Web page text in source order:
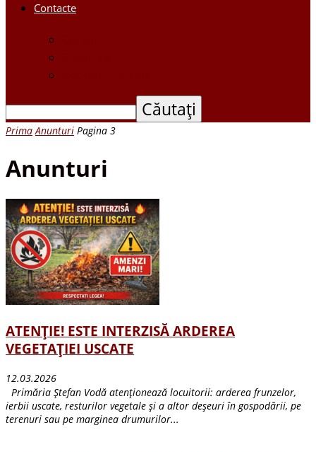
Contacte
Prima Anunturi Pagina 3
Anunturi
ATENȚIE! ESTE INTERZISĂ ARDEREA
VEGETAȚIEI USCATE
12.03.2026
Primăria Ștefan Vodă atenționează locuitorii: arderea frunzelor,
ierbii uscate, resturilor vegetale și a altor deșeuri în gospodării, pe
terenuri sau pe marginea drumurilor...